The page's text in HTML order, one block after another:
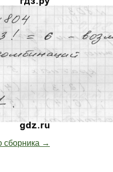
сборника →